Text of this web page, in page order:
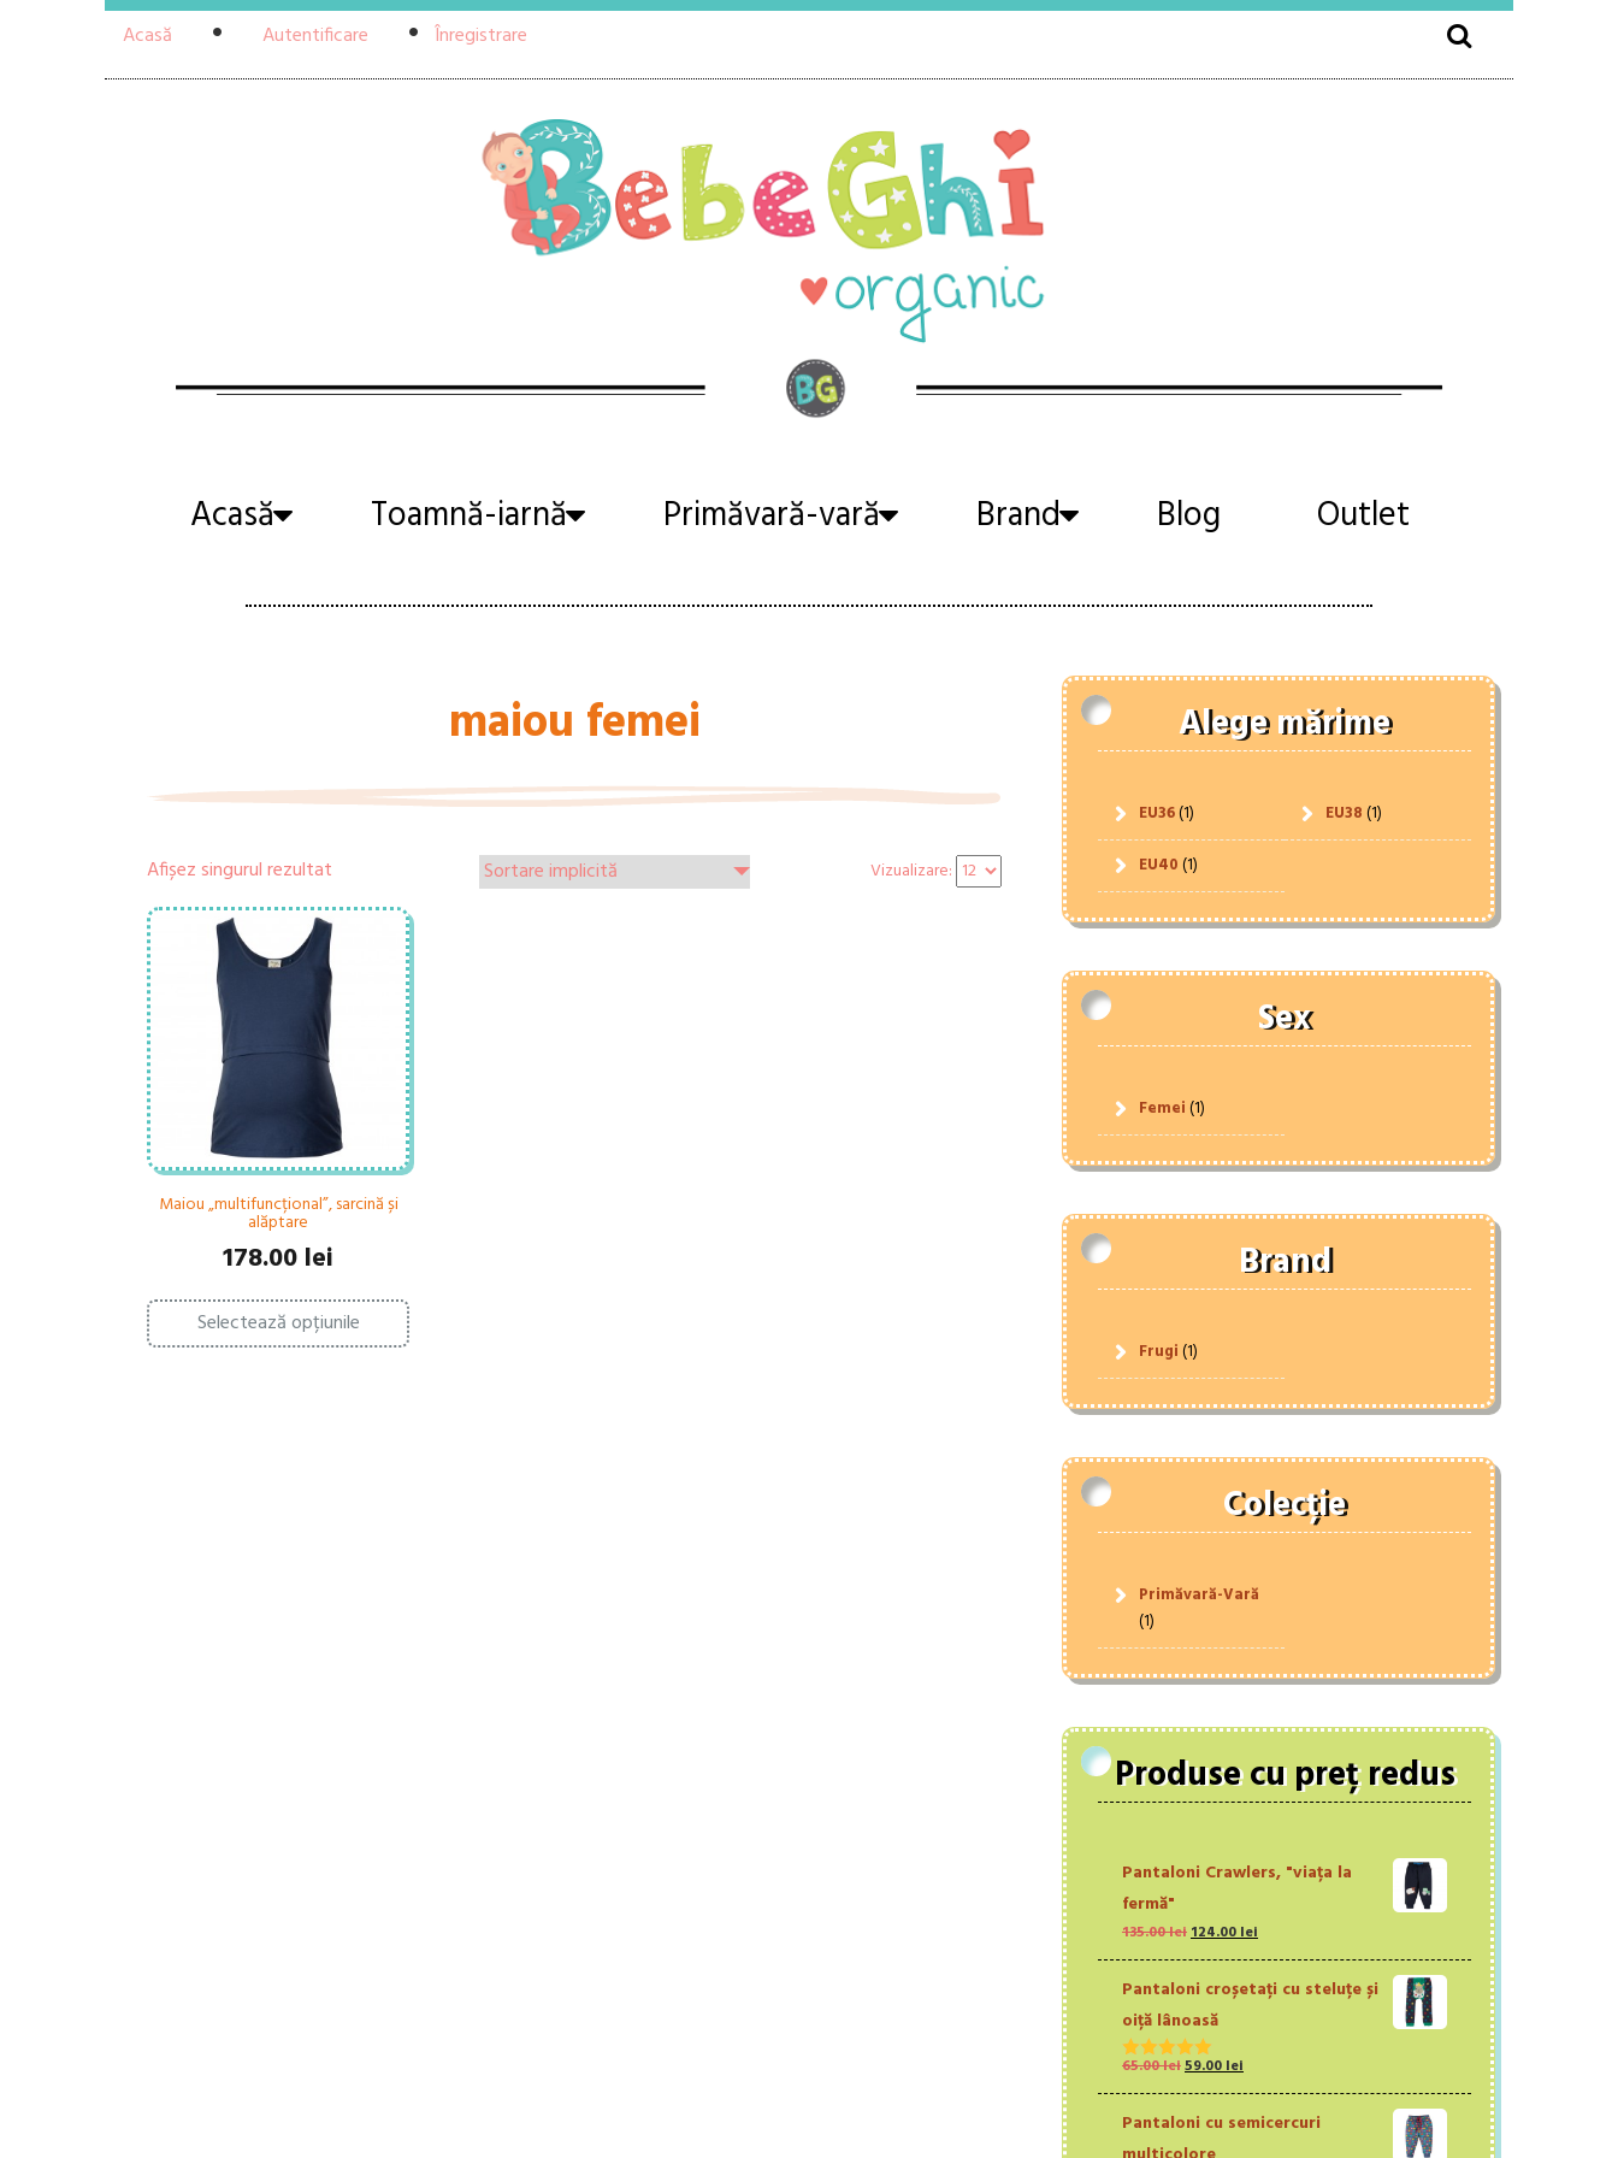
Acasă Autentificare Înregistrare
Acasă Toamnă-iarnă Primăvară-vară Brand Blog Outlet
maiou femei
Afișez singurul rezultat Vizualizare:
Maiou „multifuncțional”, sarcină și
alăptare
178.00 lei
Selectează opțiunile
produs
are
Alege mărime
EU36(1) EU38(1)
EU40(1)
Sex
Femei(1)
Brand
Frugi(1)
Colecție
Primăvară-Vară
(1)
Produse cu preț redus
Pantaloni Crawlers, "viața la
fermă"
135.00leiPrețul
inițial
a
fost:
135.00 lei.
124.00leiPrețul
curent
este:
124.00 lei.
Pantaloni croșetați cu steluțe și
oiță lânoasă
Evaluat la
65.00leiPrețul
inițial
a
fost:
59.00leiPrețul
curent
este:
59.00 lei.
Pantaloni cu semicercuri